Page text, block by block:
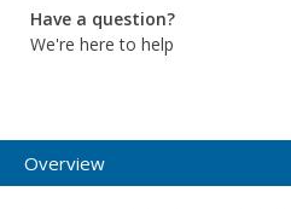
Have a question?
We're here to help
Overview